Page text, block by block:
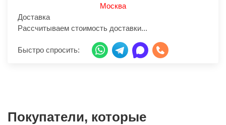
Москва
Доставка
Рассчитываем стоимость доставки...
Быстро спросить:
Покупатели, которые